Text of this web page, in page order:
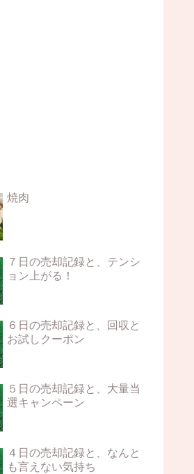
焼肉
７日の売却記録と、テンシ
ョン上がる！
６日の売却記録と、回収と
お試しクーポン
５日の売却記録と、大量当
選キャンペーン
４日の売却記録と、なんと
も言えない気持ち